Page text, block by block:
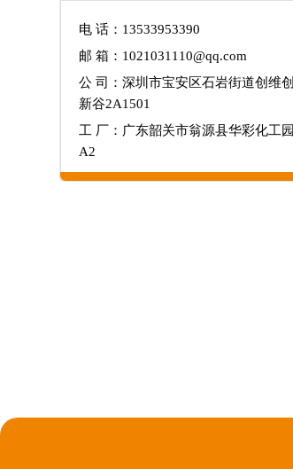
电 话：13533953390
邮 箱：1021031110@qq.com
公 司：深圳市宝安区石岩街道创维创
新谷2A1501
工 厂：广东韶关市翁源县华彩化工园
A2